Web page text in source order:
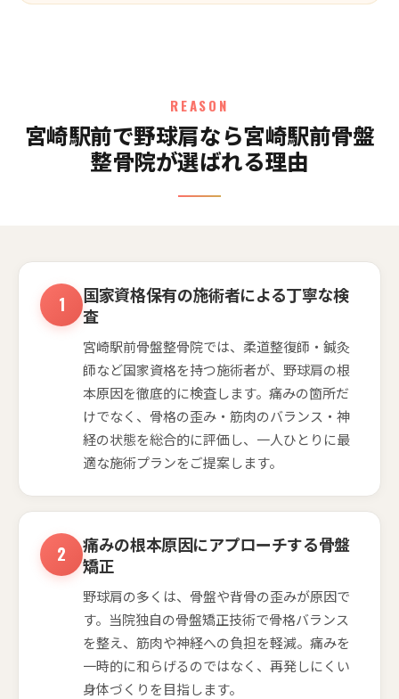
REASON
宮崎駅前で野球肩なら宮崎駅前骨盤
整骨院が選ばれる理由
国家資格保有の施術者による丁寧な検
査
宮崎駅前骨盤整骨院では、柔道整復師・鍼灸
師など国家資格を持つ施術者が、野球肩の根
本原因を徹底的に検査します。痛みの箇所だ
けでなく、骨格の歪み・筋肉のバランス・神
経の状態を総合的に評価し、一人ひとりに最
適な施術プランをご提案します。
痛みの根本原因にアプローチする骨盤
矯正
野球肩の多くは、骨盤や背骨の歪みが原因で
す。当院独自の骨盤矯正技術で骨格バランス
を整え、筋肉や神経への負担を軽減。痛みを
一時的に和らげるのではなく、再発しにくい
身体づくりを目指します。